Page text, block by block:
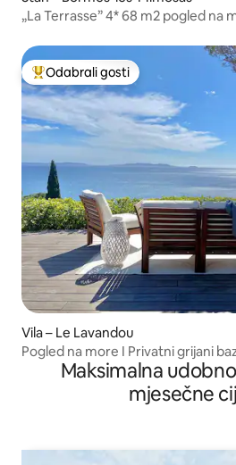
„La Terrasse” 4* 68 m2 pogled na more terasa 2 do 5
Među najviše rangiranima s
Odabrali gosti
Vila – Le Lavandou
Pogled na more I Privatni grijani
Maksimalna
mjesečne